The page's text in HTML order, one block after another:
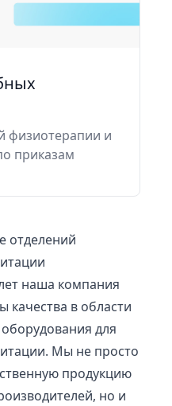
физиотерапии и
приказам
отделений
наша компания
качества в области
для
Мы не просто
продукцию
но и